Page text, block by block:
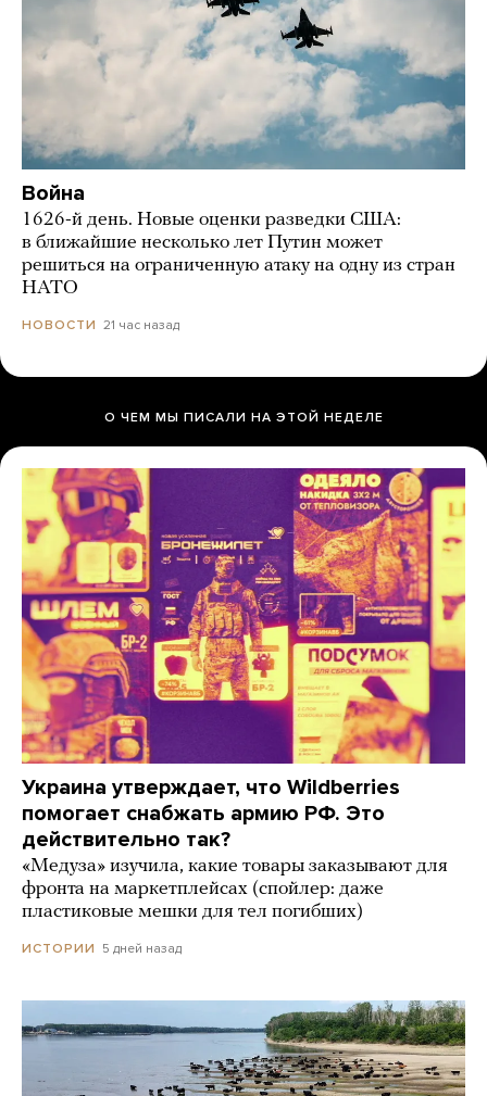
Война
1626-й день. Новые оценки разведки США:
в ближайшие несколько лет Путин может
решиться на ограниченную атаку на одну из стран
НАТО
НОВОСТИ 21 час назад
О ЧЕМ МЫ ПИСАЛИ НА ЭТОЙ НЕДЕЛЕ
Украина утверждает, что Wildberries
помогает снабжать армию РФ. Это
действительно так?
«Медуза» изучила, какие товары заказывают для
фронта на маркетплейсах (спойлер: даже
пластиковые мешки для тел погибших)
ИСТОРИИ 5 дней назад